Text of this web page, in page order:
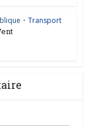
• Transport